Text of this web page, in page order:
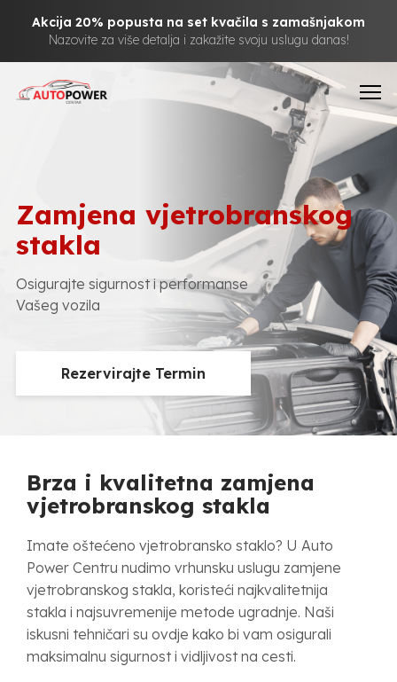
Akcija 20% popusta na set kvačila s zamašnjakom
Nazovite za više detalja i zakažite svoju uslugu danas!
Zamjena vjetrobranskog
stakla
Osigurajte sigurnost i performanse
Vašeg vozila
Rezervirajte Termin
Brza i kvalitetna zamjena
vjetrobranskog stakla
Imate oštećeno vjetrobransko staklo? U Auto
Power Centru nudimo vrhunsku uslugu zamjene
vjetrobranskog stakla, koristeći najkvalitetnija
stakla i najsuvremenije metode ugradnje. Naši
iskusni tehničari su ovdje kako bi vam osigurali
maksimalnu sigurnost i vidljivost na cesti.